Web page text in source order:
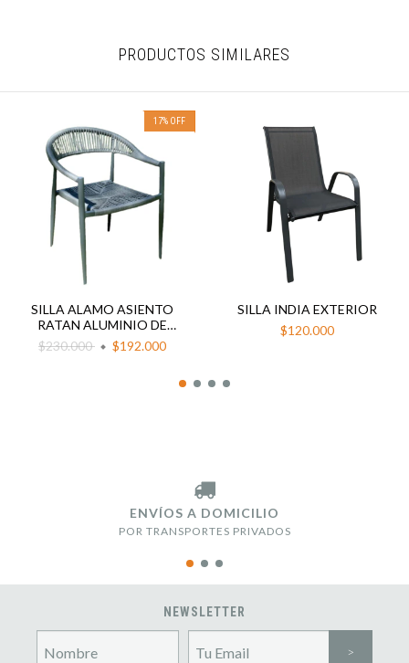
PRODUCTOS SIMILARES
17% OFF
SILLA ALAMO ASIENTO
RATAN ALUMINIO DE
EXTERIOR
$230.000 $192.000
SILLA INDIA EXTERIOR
$120.000
ENVÍOS A DOMICILIO
POR TRANSPORTES PRIVADOS
NEWSLETTER